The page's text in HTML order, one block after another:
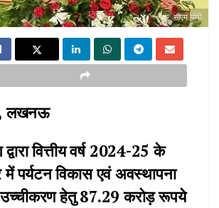
सीएम योगी
लखनऊ
द्वारा वित्तीय वर्ष 2024-25 के
में पर्यटन विकास एवं अवस्थापना
हेतु 87.29 करोड़ रूपये